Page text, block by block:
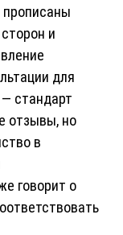
прописаны
и
для
стандарт
отзывы, но
в
говорит о